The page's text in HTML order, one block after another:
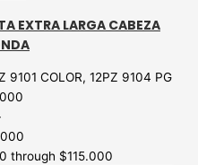
EXTRA LARGA CABEZA
COLOR, 12PZ 9104 PG
through $115.000